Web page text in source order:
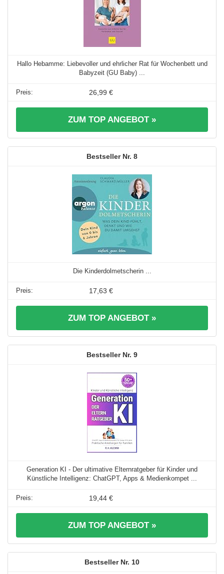
Hallo Hebamme: Liebevoller und ehrlicher Rat für Wochenbett und
Babyzeit (GU Baby) ...
26,99 €
ZUM TOP ANGEBOT »
8
Die Kinderdolmetscherin ...
17,63 €
ZUM TOP ANGEBOT »
9
Generation KI - Der ultimative Elternratgeber für Kinder und
Künstliche Intelligenz: ChatGPT, Apps & Medienkompet ...
19,44 €
ZUM TOP ANGEBOT »
10